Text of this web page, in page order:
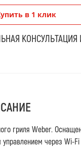
в 1 клик
КОНСУЛЬТАЦИЯ
гриля Weber.
через Wi-